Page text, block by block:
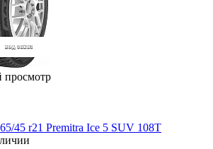
просмотр
45 r21 Premitra Ice 5 SUV 108T